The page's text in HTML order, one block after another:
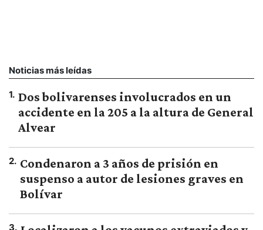
Noticias más leídas
1. Dos bolivarenses involucrados en un
accidente en la 205 a la altura de General
Alvear
2. Condenaron a 3 años de prisión en
suspenso a autor de lesiones graves en
Bolívar
3.